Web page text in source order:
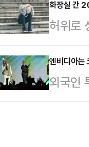
다.20
앞으로
지방선
성과급
국회에
경제의
우리 경
태도를
압박하
화장실 간
허위로
형의 집
현권 판
1년을
나 재판
엔비디아는
외국인
지는 가